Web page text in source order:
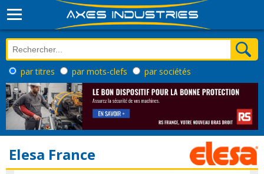
par titres par mots-clefs par sociétés
Elesa France